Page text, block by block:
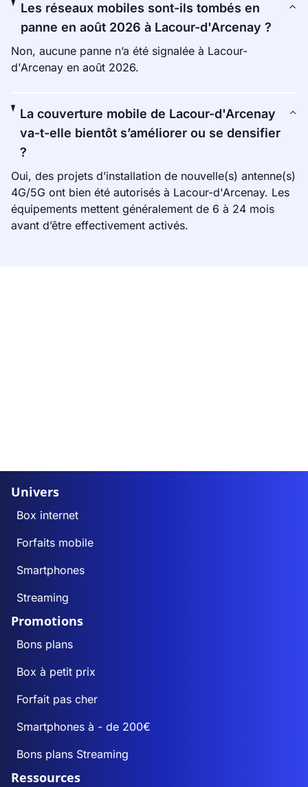
Les réseaux mobiles sont-ils tombés en
panne en août 2026 à Lacour-d'Arcenay ?
Non, aucune panne n’a été signalée à Lacour-
d'Arcenay en août 2026.
La couverture mobile de Lacour-d'Arcenay
va-t-elle bientôt s’améliorer ou se densifier
?
Oui, des projets d’installation de nouvelle(s) antenne(s)
4G/5G ont bien été autorisés à Lacour-d'Arcenay. Les
équipements mettent généralement de 6 à 24 mois
avant d’être effectivement activés.
Univers
Box internet
Forfaits mobile
Smartphones
Streaming
Promotions
Bons plans
Box à petit prix
Forfait pas cher
Smartphones à - de 200€
Bons plans Streaming
Ressources